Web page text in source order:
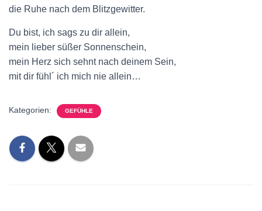
die Ruhe nach dem Blitzgewitter.
Du bist, ich sags zu dir allein,
mein lieber süßer Sonnenschein,
mein Herz sich sehnt nach deinem Sein,
mit dir fühl´ ich mich nie allein…
Kategorien: GEFÜHLE